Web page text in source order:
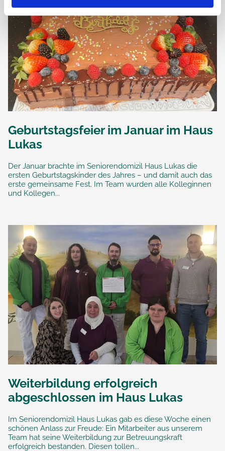
Geburtstagsfeier im Januar im Haus
Lukas
Der Januar brachte im Seniorendomizil Haus Lukas die
ersten Geburtstagskinder des Jahres – und damit auch das
erste gemeinsame Fest. Im Team wurden alle Kolleginnen
und Kollegen...
Weiterbildung erfolgreich
abgeschlossen im Haus Lukas
Im Seniorendomizil Haus Lukas gab es diese Woche einen
schönen Anlass zur Freude: Ein Mitarbeiter aus unserem
Team hat seine Weiterbildung zur Betreuungskraft
erfolgreich bestanden. Diesen tollen...